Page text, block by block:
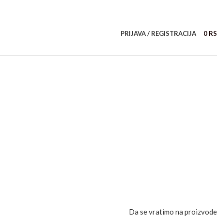
PRIJAVA / REGISTRACIJA 0
Da se vratimo na proizvode